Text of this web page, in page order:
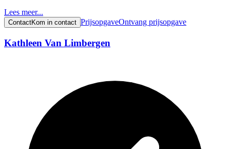
Lees meer...
ContactKom in contact PrijsopgaveOntvang prijsopgave
Kathleen Van Limbergen